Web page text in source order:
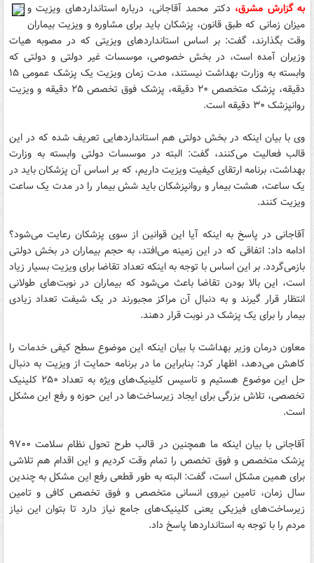
به گزارش مشرق، دکتر محمد آقاجانی، درباره استانداردهای ویزیت و
میزان زمانی که طبق قانون، پزشکان باید برای مشاوره و ویزیت بیماران
وقت بگذارند، گفت: بر اساس استانداردهای ویزیتی که در مصوبه هیات
وزیران آمده است، در بخش خصوصی، موسسات غیر دولتی و دولتی که
وابسته به وزارت بهداشت نیستند، مدت زمان ویزیت یک پزشک عمومی ۱۵
دقیقه، پزشک متخصص ۲۰ دقیقه، پزشک فوق تخصص ۲۵ دقیقه و ویزیت
روانپزشک ۳۰ دقیقه است.
وی با بیان اینکه در بخش دولتی هم استانداردهایی تعریف شده که در این
قالب فعالیت می‌کنند، گفت: البته در موسسات دولتی وابسته به وزارت
بهداشت، برنامه ارتقای کیفیت ویزیت داریم، که بر اساس آن پزشکان باید در
یک ساعت، هشت بیمار و روانپزشکان باید شش بیمار را در مدت یک ساعت
ویزیت کنند.
آقاجانی در پاسخ به اینکه آیا این قوانین از سوی پزشکان رعایت می‌شود؟
ادامه داد: اتفاقی که در این زمینه می‌افتد، به حجم بیماران در بخش دولتی
بازمی‌گردد. بر این اساس با توجه به اینکه تعداد تقاضا برای ویزیت بسیار زیاد
است، این بالا بودن تقاضا باعث می‌شود که بیماران در نوبت‌های طولانی
انتظار قرار گیرند و به دنبال آن مراکز مجبورند در یک شیفت تعداد زیادی
بیمار را برای یک پزشک در نوبت قرار دهند.
معاون درمان وزیر بهداشت با بیان اینکه این موضوع سطح کیفی خدمات را
کاهش می‌دهد، اظهار کرد: بنابراین ما در برنامه حمایت از ویزیت به دنبال
حل این موضوع هستیم و تاسیس کلینیک‌های ویژه به تعداد ۲۵۰ کلینیک
تخصصی، تلاش بزرگی برای ایجاد زیرساخت‌ها در این حوزه و رفع این مشکل
است.
آقاجانی با بیان اینکه ما همچنین در قالب طرح تحول نظام سلامت ۹۷۰۰
پزشک متخصص و فوق تخصص را تمام وقت کردیم و این اقدام هم تلاشی
برای همین مشکل است، گفت: البته به طور قطعی رفع این مشکل به چندین
سال زمان، تامین نیروی انسانی متخصص و فوق تخصص کافی و تامین
زیرساخت‌های فیزیکی یعنی کلینیک‌های جامع نیاز دارد تا بتوان این نیاز
مردم را با توجه به استانداردها پاسخ داد.